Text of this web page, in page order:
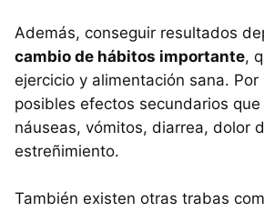
Además, conseguir resultados
cambio de hábitos importante,
ejercicio y alimentación sana.
posibles efectos secundarios que
náuseas, vómitos, diarrea, dolor
estreñimiento.
También existen otras trabas